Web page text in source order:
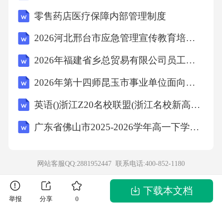
权、姓名权、肖像权、名誉权、荣誉权、隐私
权、个人信息权益等权利。人格权是民事主体
权、姓名权、肖像权、名誉权、荣誉权、隐私
权、个人信息权益等。A项、B项、C项都属于
人格权的范畴。故选D。13．随着生物技术的发
展，基因编辑技术逐渐成熟，为治疗遗传性疾
疾病D、不会对生物体产生任何负面影响答案：
零售药店医疗保障内部管理制度
2026河北邢台市应急管理宣传教育培训中心招聘劳务派遣工作人员5名笔试备考题库及答案详解
2026年福建省乡总贸易有限公司员工招聘1人笔试模拟试题及答案详解
2026年第十四师昆玉市事业单位面向师市在岗服务“三支一扶”人员开展专项招聘（14人）笔试备考试题及答案详解
英语()浙江Z20名校联盟(浙江名校新高考研究联盟)2026届高三第一次联考(8.21-8.23)
广东省佛山市2025-2026学年高一下学期期末考试语文试卷
网站客服QQ:2881952447 联系电话:400-852-1180
举报 分享 0
下载本文档